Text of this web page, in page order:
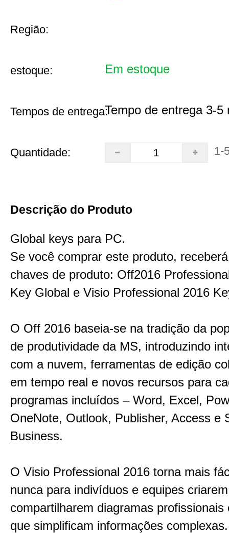
Região:
estoque: Em estoque
Tempos de entrega:Tempo de entrega 3-5
Quantidade: 1-
Descrição do Produto
Global keys para PC.
Se você comprar este produto,
chaves de produto: Off2016
Key Global e Visio Professional 2016
O Off 2016 baseia-se na tradição da
de produtividade da MS, introduzindo
com a nuvem, ferramentas de edição
em tempo real e novos recursos para
programas incluídos – Word, Excel,
OneNote, Outlook, Publisher, Access e
Business.
O Visio Professional 2016 torna mais
nunca para indivíduos e equipes
compartilharem diagramas profissionais
que simplificam informações